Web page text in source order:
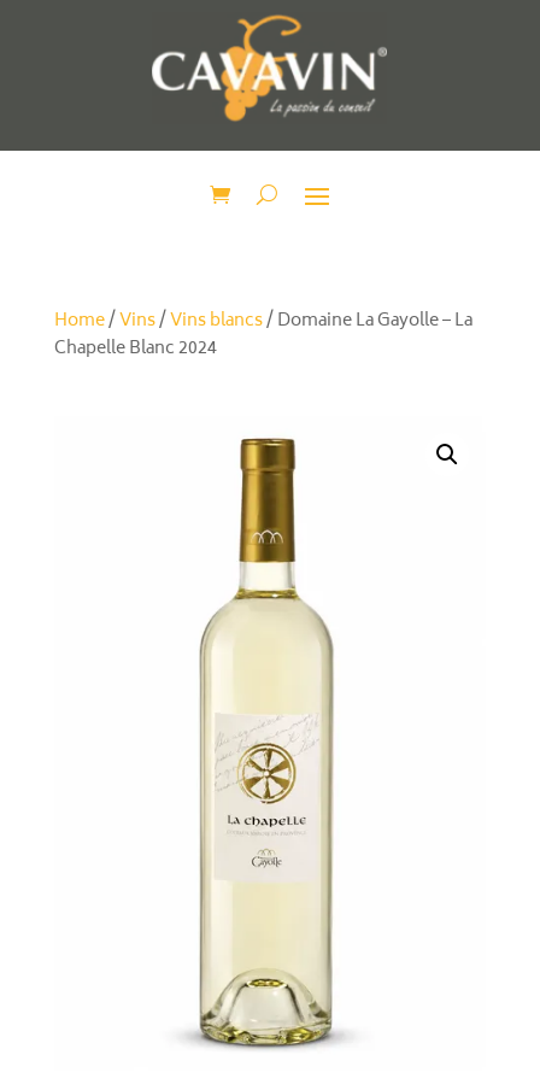
Home/Vins/Vins blancs/ Domaine La Gayolle – La
Chapelle Blanc 2024